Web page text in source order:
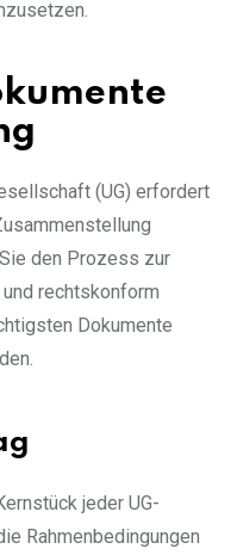
(UG) erfordert
den Prozess zur
und rechtskonform
Dokumente
jeder UG-
Rahmenbedingungen